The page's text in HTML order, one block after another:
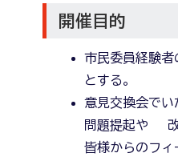
開催目的
市民委員経験
とする。
意見交換会でい
問題提起や 改
皆様からのフ